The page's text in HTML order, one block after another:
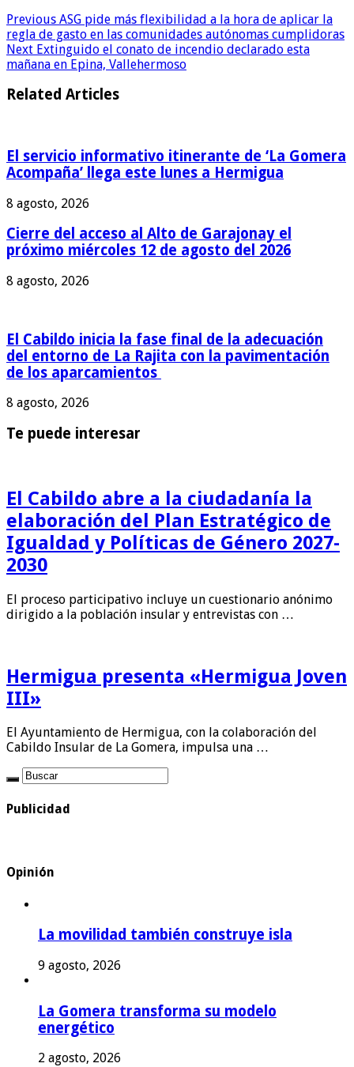
Previous ASG pide más flexibilidad a la hora de aplicar la
regla de gasto en las comunidades autónomas cumplidoras
Next Extinguido el conato de incendio declarado esta
mañana en Epina, Vallehermoso
Related Articles
El servicio informativo itinerante de ‘La Gomera
Acompaña’ llega este lunes a Hermigua
8 agosto, 2026
Cierre del acceso al Alto de Garajonay el
próximo miércoles 12 de agosto del 2026
8 agosto, 2026
El Cabildo inicia la fase final de la adecuación
del entorno de La Rajita con la pavimentación
de los aparcamientos
8 agosto, 2026
Te puede interesar
El Cabildo abre a la ciudadanía la
elaboración del Plan Estratégico de
Igualdad y Políticas de Género 2027-
2030
El proceso participativo incluye un cuestionario anónimo
dirigido a la población insular y entrevistas con …
Hermigua presenta «Hermigua Joven
III»
El Ayuntamiento de Hermigua, con la colaboración del
Cabildo Insular de La Gomera, impulsa una …
Publicidad
Opinión
La movilidad también construye isla
9 agosto, 2026
La Gomera transforma su modelo
energético
2 agosto, 2026